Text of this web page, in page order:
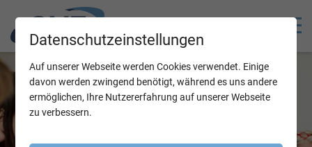
Datenschutzeinstellungen
Auf unserer Webseite werden Cookies verwendet. Einige
davon werden zwingend benötigt, während es uns andere
ermöglichen, Ihre Nutzererfahrung auf unserer Webseite
zu verbessern.